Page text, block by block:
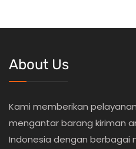
About Us
Kami memberikan
mengantar barang kiriman
Indonesia dengan berbagai